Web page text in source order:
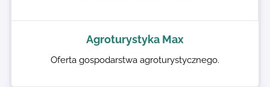
Agroturystyka Max
Oferta gospodarstwa agroturystycznego.